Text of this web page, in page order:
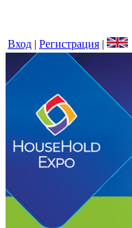
Вход | Регистрация |